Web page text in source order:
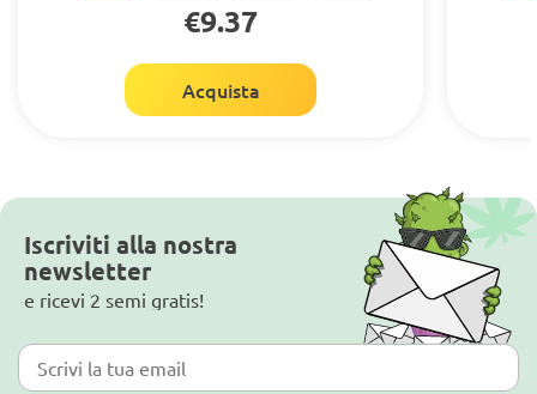
€9.37
Acquista
Iscriviti alla nostra
newsletter
e ricevi 2 semi gratis!